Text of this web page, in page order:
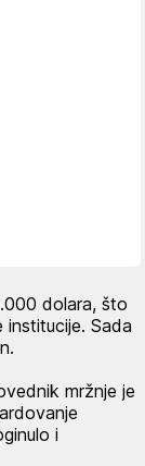
dolara, što
Sada
mržnje je
i